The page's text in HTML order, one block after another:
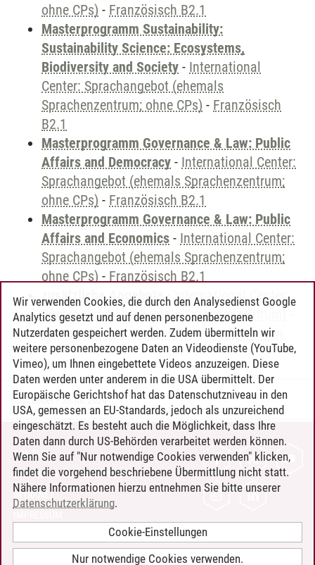
ohne CPs) - Französisch B2.1
Masterprogramm Sustainability:
Sustainability Science: Ecosystems,
Biodiversity and Society - International
Center: Sprachangebot (ehemals
Sprachenzentrum; ohne CPs) - Französisch
B2.1
Masterprogramm Governance & Law: Public
Affairs and Democracy - International Center:
Sprachangebot (ehemals Sprachenzentrum;
ohne CPs) - Französisch B2.1
Masterprogramm Governance & Law: Public
Affairs and Economics - International Center:
Sprachangebot (ehemals Sprachenzentrum;
ohne CPs) - Französisch B2.1
zusätzliche Angebote- International Center:
Sprachangebot (ehemals Sprachenzentrum)
Sprachangebot und Sonderveranstaltungen
Timo Leder/30.06.2024
KONTAKT
LEUPHANA ALS ARBEITGEBER
INTRANET
BARRIEREFREIHEIT
Wir verwenden Cookies, die durch den Analysedienst Google
Analytics gesetzt und auf denen personenbezogene
Nutzerdaten gespeichert werden. Zudem übermitteln wir
weitere personenbezogene Daten an Videodienste (YouTube,
Vimeo), um Ihnen eingebettete Videos anzuzeigen. Diese
Daten werden unter anderem in die USA übermittelt. Der
Europäische Gerichtshof hat das Datenschutzniveau in den
USA, gemessen an EU-Standards, jedoch als unzureichend
eingeschätzt. Es besteht auch die Möglichkeit, dass Ihre
Daten dann durch US-Behörden verarbeitet werden können.
Wenn Sie auf "Nur notwendige Cookies verwenden" klicken,
findet die vorgehend beschriebene Übermittlung nicht statt.
Nähere Informationen hierzu entnehmen Sie bitte unserer
Datenschutzerklärung.
Cookie-Einstellungen
Nur notwendige Cookies verwenden.